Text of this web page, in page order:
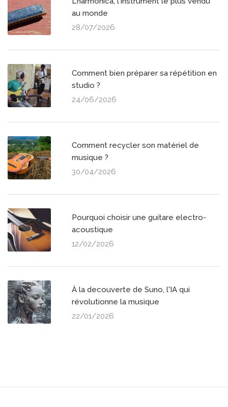
au monde
28/07/2026
Comment bien préparer sa répétition en
studio ?
24/06/2026
Comment recycler son matériel de
musique ?
30/04/2026
Pourquoi choisir une guitare electro-
acoustique
12/02/2026
À la decouverte de Suno, l'IA qui
révolutionne la musique
22/01/2026